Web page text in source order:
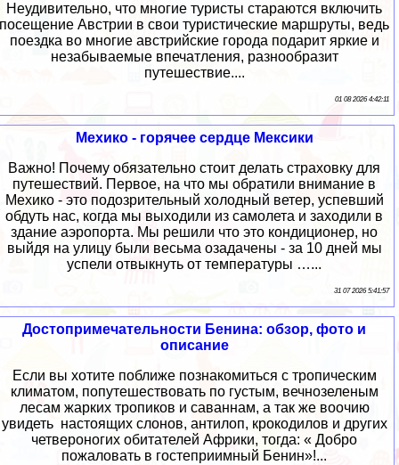
Неудивительно, что многие туристы стараются включить
посещение Австрии в свои туристические маршруты, ведь
поездка во многие австрийские города подарит яркие и
незабываемые впечатления, разнообразит
путешествие....
01 08 2026 4:42:11
Мехико - горячее сердце Мексики
Важно! Почему обязательно стоит делать страховку для
путешествий. Первое, на что мы обратили внимание в
Мехико - это подозрительный холодный ветер, успевший
обдуть нас, когда мы выходили из самолета и заходили в
здание аэропорта. Мы решили что это кондиционер, но
выйдя на улицу были весьма озадачены - за 10 дней мы
успели отвыкнуть от температуры …...
31 07 2026 5:41:57
Достопримечательности Бенина: обзор, фото и
описание
Если вы хотите поближе познакомиться с тропическим
климатом, попутешествовать по густым, вечнозеленым
лесам жарких тропиков и саваннам, а так же воочию
увидеть настоящих слонов, антилоп, крокодилов и других
четвероногих обитателей Африки, тогда: « Добро
пожаловать в гостеприимный Бенин»!...